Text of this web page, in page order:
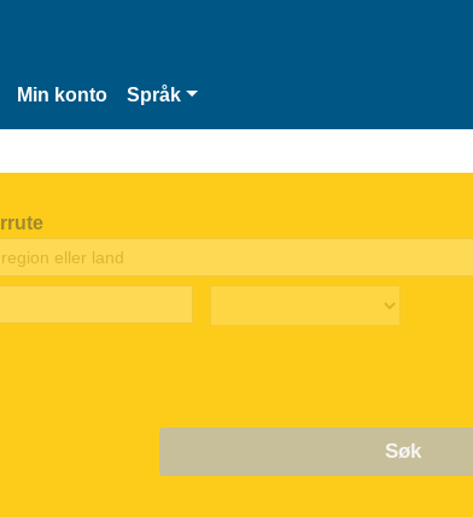
Min konto Språk
Søk